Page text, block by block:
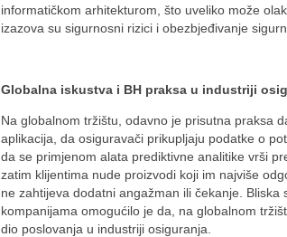
informatičkom arhitekturom, što uveliko može
izazova su sigurnosni rizici i obezbjeđivanje
Globalna iskustva i BH praksa u industriji
Na globalnom tržištu, odavno je prisutna praksa
aplikacija, da osiguravači prikupljaju podatke o
da se primjenom alata prediktivne analitike vrši
zatim klijentima nude proizvodi koji im najviše
ne zahtijeva dodatni angažman ili čekanje.
kompanijama omogućilo je da, na globalnom
dio poslovanja u industriji osiguranja.